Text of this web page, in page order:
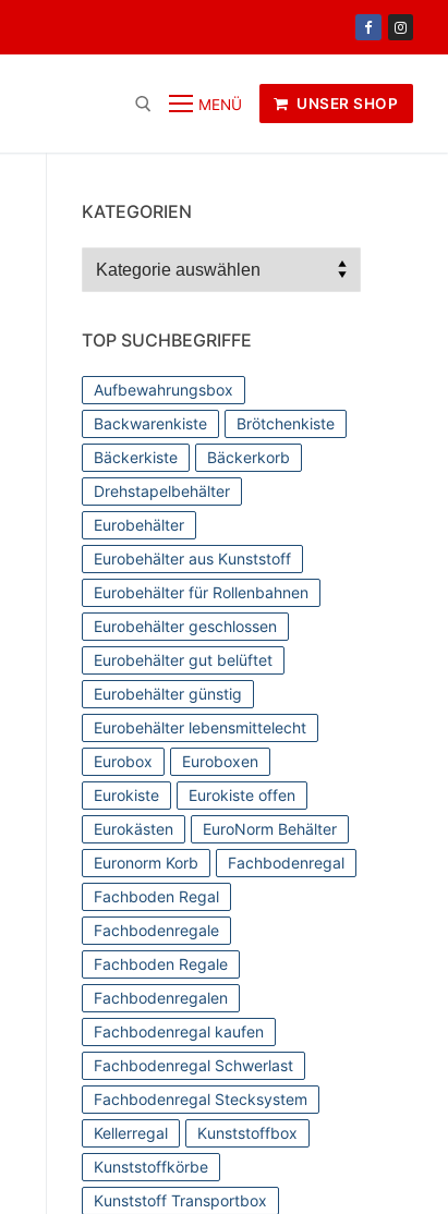
MENÜ UNSER SHOP
KATEGORIEN
Kategorien
TOP SUCHBEGRIFFE
Aufbewahrungsbox
Backwarenkiste
Brötchenkiste
Bäckerkiste
Bäckerkorb
Drehstapelbehälter
Eurobehälter
Eurobehälter aus Kunststoff
Eurobehälter für Rollenbahnen
Eurobehälter geschlossen
Eurobehälter gut belüftet
Eurobehälter günstig
Eurobehälter lebensmittelecht
Eurobox
Euroboxen
Eurokiste
Eurokiste offen
Eurokästen
EuroNorm Behälter
Euronorm Korb
Fachbodenregal
Fachboden Regal
Fachbodenregale
Fachboden Regale
Fachbodenregalen
Fachbodenregal kaufen
Fachbodenregal Schwerlast
Fachbodenregal Stecksystem
Kellerregal
Kunststoffbox
Kunststoffkörbe
Kunststoff Transportbox